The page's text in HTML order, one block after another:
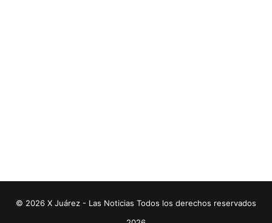
© 2026 X Juárez - Las Noticias Todos los derechos reservados